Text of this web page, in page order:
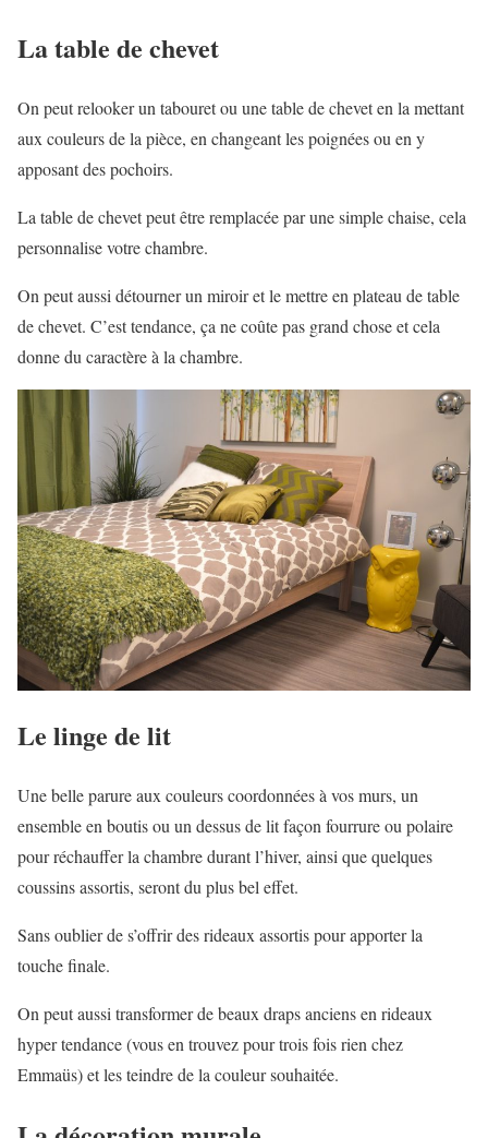
La table de chevet
On peut relooker un tabouret ou une table de chevet en la mettant
aux couleurs de la pièce, en changeant les poignées ou en y
apposant des pochoirs.
La table de chevet peut être remplacée par une simple chaise, cela
personnalise votre chambre.
On peut aussi détourner un miroir et le mettre en plateau de table
de chevet. C’est tendance, ça ne coûte pas grand chose et cela
donne du caractère à la chambre.
Le linge de lit
Une belle parure aux couleurs coordonnées à vos murs, un
ensemble en boutis ou un dessus de lit façon fourrure ou polaire
pour réchauffer la chambre durant l’hiver, ainsi que quelques
coussins assortis, seront du plus bel effet.
Sans oublier de s’offrir des rideaux assortis pour apporter la
touche finale.
On peut aussi transformer de beaux draps anciens en rideaux
hyper tendance (vous en trouvez pour trois fois rien chez
Emmaüs) et les teindre de la couleur souhaitée.